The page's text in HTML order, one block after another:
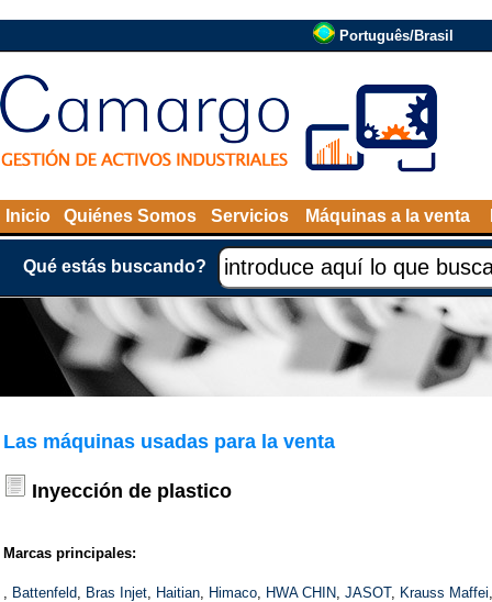
Português/Brasil
Inicio Quiénes Somos Servicios Máquinas a la venta
Qué estás buscando?
Las máquinas usadas para la venta
Inyección de plastico
Marcas principales:
, Battenfeld, Bras Injet, Haitian, Himaco, HWA CHIN, JASOT, Krauss Maffei